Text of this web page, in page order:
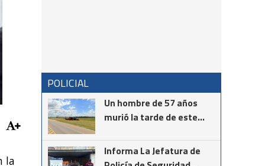
la
POLICIAL
Un hombre de 57 años
murió la tarde de este
la instalación de cámaras
de seguridad en el cruce
Informa La Jefatura de